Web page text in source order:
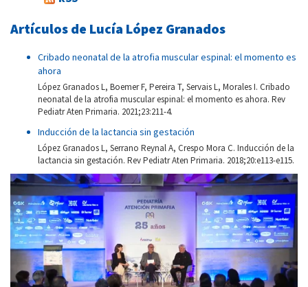
Artículos de Lucía López Granados
Cribado neonatal de la atrofia muscular espinal: el momento es
ahora
López Granados L, Boemer F, Pereira T, Servais L, Morales I. Cribado
neonatal de la atrofia muscular espinal: el momento es ahora. Rev
Pediatr Aten Primaria. 2021;23:211-4.
Inducción de la lactancia sin gestación
López Granados L, Serrano Reynal A, Crespo Mora C. Inducción de la
lactancia sin gestación. Rev Pediatr Aten Primaria. 2018;20:e113-e115.